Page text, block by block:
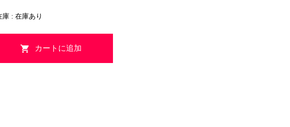
庫 : 在庫あり